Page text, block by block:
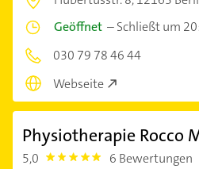
Geöffnet –Schließt um
030 79 78 46 44
Webseite
Physiotherapie Rocco
5,0 5.0 6 Bewertungen